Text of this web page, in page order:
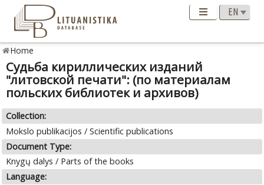
Home
Судьба кириллических изданий
"литовской печати": (по материалам
польских библиотек и архивов)
Collection:
Mokslo publikacijos / Scientific publications
Document Type:
Knygų dalys / Parts of the books
Language: